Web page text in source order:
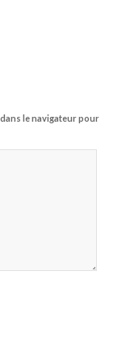
le navigateur pour